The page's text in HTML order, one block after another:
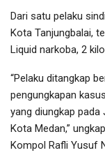
Dari satu pelaku
Kota Tanjungbalai,
Liquid narkoba, 2
“Pelaku ditangkap
pengungkapan
yang diungkap pada
Kota Medan,”
Kompol Rafli Yusuf